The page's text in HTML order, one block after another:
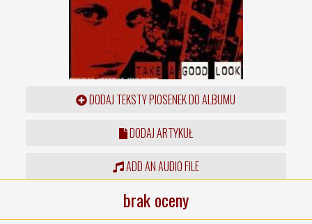
DODAJ TEKSTY PIOSENEK DO ALBUMU
DODAJ ARTYKUŁ
ADD AN AUDIO FILE
brak oceny